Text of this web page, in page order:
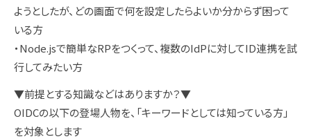
ようとしたが、どの画面で何を設定したらよいか分からず困って
いる方
・Node.jsで簡単なRPをつくって、複数のIdPに対してID連携を試
行してみたい方
▼前提とする知識などはありますか？▼
OIDCの以下の登場人物を、「キーワードとしては知っている方」
を対象とします